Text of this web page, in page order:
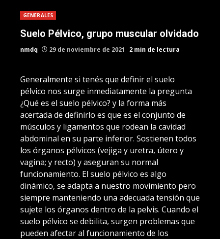
GENERALES
Suelo Pélvico, grupo muscular olvidado
nmdq 29 de noviembre de 2021 2 min de lectura
Generalmente si tenés que definir el suelo
pélvico nos surge inmediatamente la pregunta
¿Qué es el suelo pélvico? y la forma más
acertada de definirlo es que es el conjunto de
músculos y ligamentos que rodean la cavidad
abdominal en su parte inferior. Sostienen todos
los órganos pélvicos (vejiga y uretra, útero y
vagina; y recto) y aseguran su normal
funcionamiento. El suelo pélvico es algo
dinámico, se adapta a nuestro movimiento pero
siempre manteniendo una adecuada tensión que
sujete los órganos dentro de la pelvis. Cuando el
suelo pélvico se debilita, surgen problemas que
pueden afectar al funcionamiento de los